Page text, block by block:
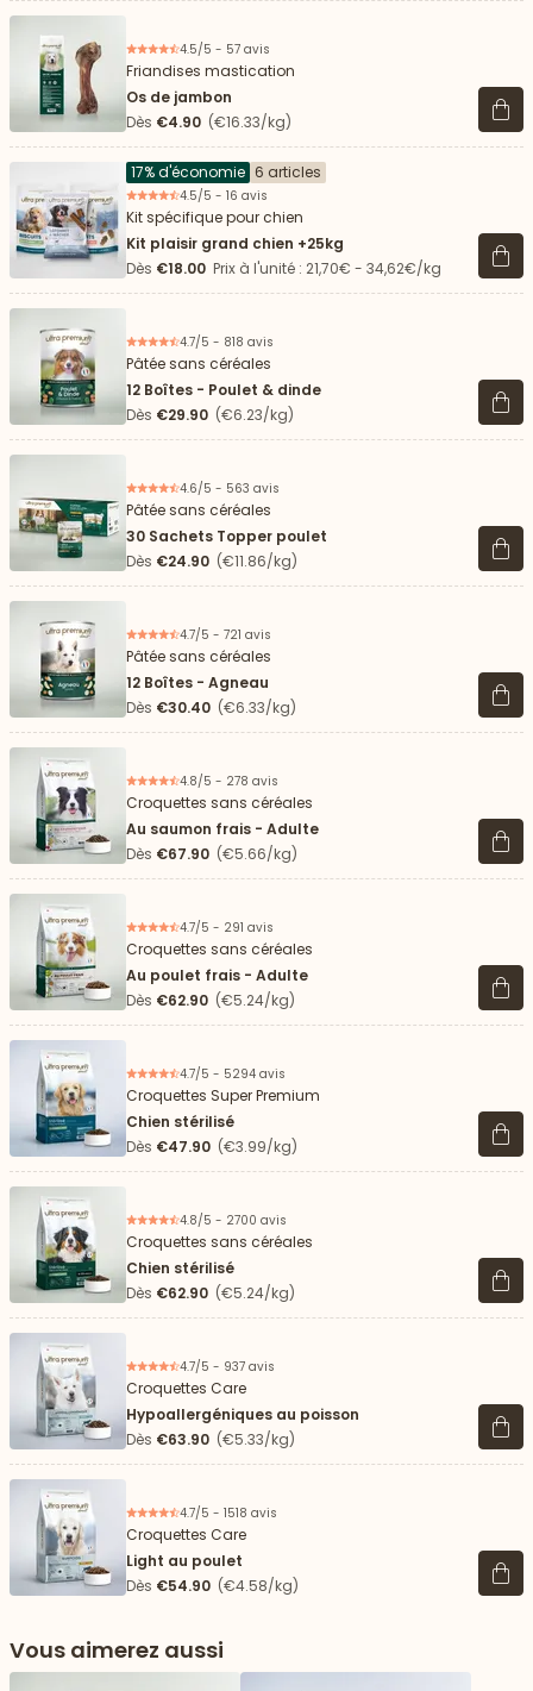
4.5/5 - 57 avis
Friandises mastication
Os de jambon
Dès €4.90 (€16.33/kg) Voir
17% d'économie 6 articles
4.5/5 - 16 avis
Kit spécifique pour chien
Kit plaisir grand chien +25kg
Dès €18.00 Prix à l'unité : 21,70€ - 34,62€/kg Voir
4.7/5 - 818 avis
Pâtée sans céréales
12 Boîtes - Poulet & dinde
Dès €29.90 (€6.23/kg) Voir
4.6/5 - 563 avis
Pâtée sans céréales
30 Sachets Topper poulet
Dès €24.90 (€11.86/kg) Voir
4.7/5 - 721 avis
Pâtée sans céréales
12 Boîtes - Agneau
Dès €30.40 (€6.33/kg) Voir
4.8/5 - 278 avis
Croquettes sans céréales
Au saumon frais - Adulte
Dès €67.90 (€5.66/kg) Voir
4.7/5 - 291 avis
Croquettes sans céréales
Au poulet frais - Adulte
Dès €62.90 (€5.24/kg) Voir
4.7/5 - 5294 avis
Croquettes Super Premium
Chien stérilisé
Dès €47.90 (€3.99/kg) Voir
4.8/5 - 2700 avis
Croquettes sans céréales
Chien stérilisé
Dès €62.90 (€5.24/kg) Voir
4.7/5 - 937 avis
Croquettes Care
Hypoallergéniques au poisson
Dès €63.90 (€5.33/kg) Voir
4.7/5 - 1518 avis
Croquettes Care
Light au poulet
Dès €54.90 (€4.58/kg) Voir
Vous aimerez aussi